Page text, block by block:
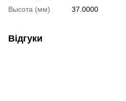
Высота (мм) 37.0000
Відгуки